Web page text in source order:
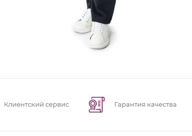
Клиентский сервис Гарантия качества